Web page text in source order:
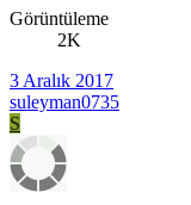
Görüntüleme
2K
3 Aralık 2017
suleyman0735
S